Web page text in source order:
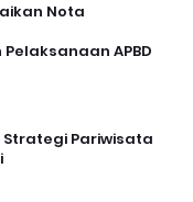
Nota
APBD
Strategi Pariwisata